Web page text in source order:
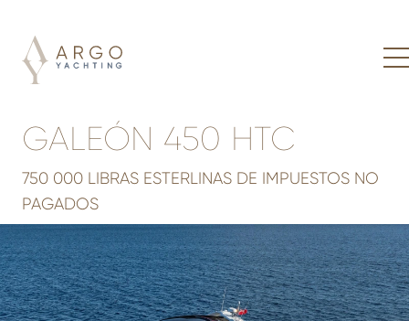
GALEÓN 450 HTC
750 000 LIBRAS ESTERLINAS DE IMPUESTOS NO
PAGADOS